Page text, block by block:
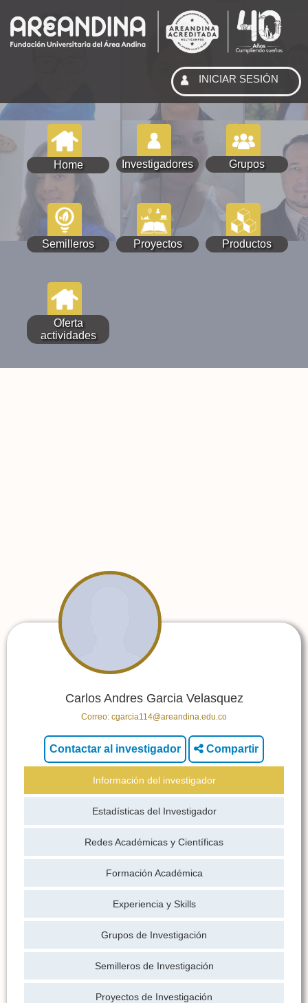
Home Investigadores Grupos
Semilleros Proyectos Productos
Oferta
actividades
INICIAR SESIÓN
Carlos Andres Garcia Velasquez
Correo: cgarcia114@areandina.edu.co
Compartir
Información del investigador
Estadísticas del Investigador
Redes Académicas y Científicas
Formación Académica
Experiencia y Skills
Grupos de Investigación
Semilleros de Investigación
Proyectos de Investigación